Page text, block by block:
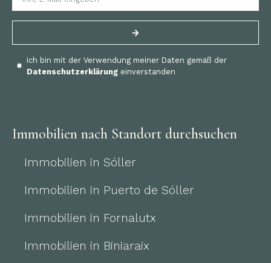
Ich bin mit der Verwendung meiner Daten gemäß der
Datenschutzerklärung einverstanden
Immobilien nach Standort durchsuchen
Immobilien in Sóller
Immobilien in Puerto de Sóller
Immobilien in Fornalutx
Immobilien in Biniaraix